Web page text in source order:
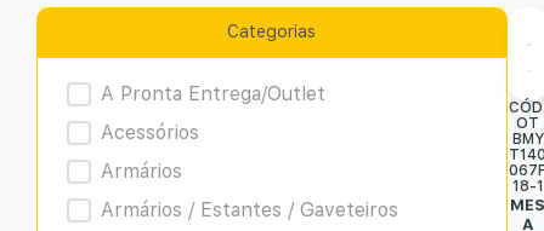
Categorias
Product Archive
A Pronta Entrega/Outlet
Acessórios
Armários
Armários / Estantes / Gaveteiros
OT
BMY
18-1
A